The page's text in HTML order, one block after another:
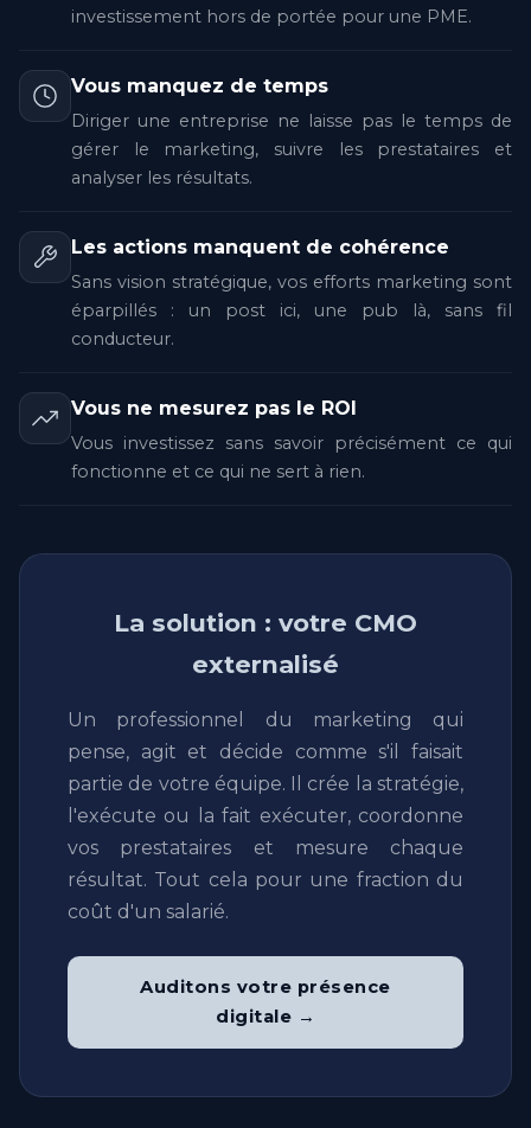
investissement hors de portée pour une PME.
Vous manquez de temps
Diriger une entreprise ne laisse pas le temps de
gérer le marketing, suivre les prestataires et
analyser les résultats.
Les actions manquent de cohérence
Sans vision stratégique, vos efforts marketing sont
éparpillés : un post ici, une pub là, sans fil
conducteur.
Vous ne mesurez pas le ROI
Vous investissez sans savoir précisément ce qui
fonctionne et ce qui ne sert à rien.
La solution : votre CMO
externalisé
Un professionnel du marketing qui
pense, agit et décide comme s'il faisait
partie de votre équipe. Il crée la stratégie,
l'exécute ou la fait exécuter, coordonne
vos prestataires et mesure chaque
résultat. Tout cela pour une fraction du
coût d'un salarié.
Auditons votre présence
digitale →